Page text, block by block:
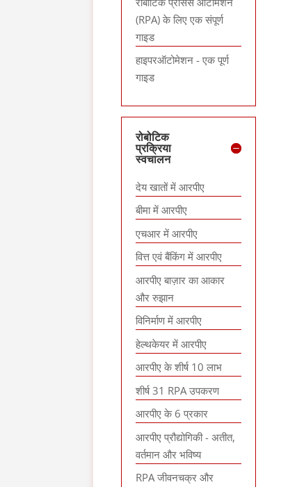
(RPA) के लिए एक संपूर्ण
गाइड
हाइपरऑटोमेशन - एक पूर्ण
गाइड
रोबोटिक
प्रक्रिया
स्वचालन
देय खातों में आरपीए
बीमा में आरपीए
एचआर में आरपीए
वित्त एवं बैंकिंग में आरपीए
आरपीए बाज़ार का आकार
और रुझान
विनिर्माण में आरपीए
हेल्थकेयर में आरपीए
आरपीए के शीर्ष 10 लाभ
शीर्ष 31 RPA उपकरण
आरपीए के 6 प्रकार
आरपीए प्रौद्योगिकी - अतीत,
वर्तमान और भविष्य
RPA जीवनचक्र और